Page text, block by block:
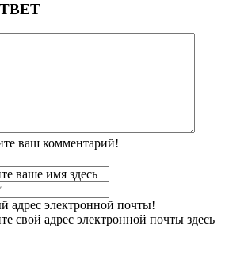
ваш комментарий!
ваше имя здесь
адрес электронной почты!
свой адрес электронной почты здесь